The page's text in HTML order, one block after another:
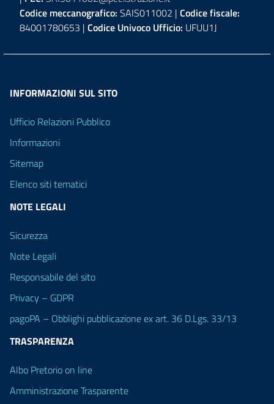
Codice meccanografico: SAIS011002 | Codice fiscale:
84001780653 | Codice Univoco Ufficio: UFUU1J
INFORMAZIONI SUL SITO
Ufficio Relazioni Pubblico
Informazioni
Sitemap
Elenco siti tematici
NOTE LEGALI
Sicurezza
Note Legali
Responsabile del sito
Privacy – GDPR
pagoPA – Obblighi pubblicazione ex art. 36 D.Lgs. 33/13
TRASPARENZA
Albo Pretorio on line
Amministrazione Trasparente